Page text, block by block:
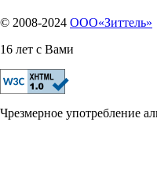
© 2008-2024 OOO«Зиттель»
16 лет с Вами
Чрезмерное употребление